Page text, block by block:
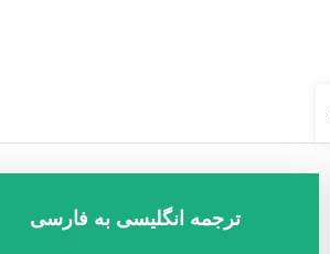
ترجمه انگلیسی به فارسی